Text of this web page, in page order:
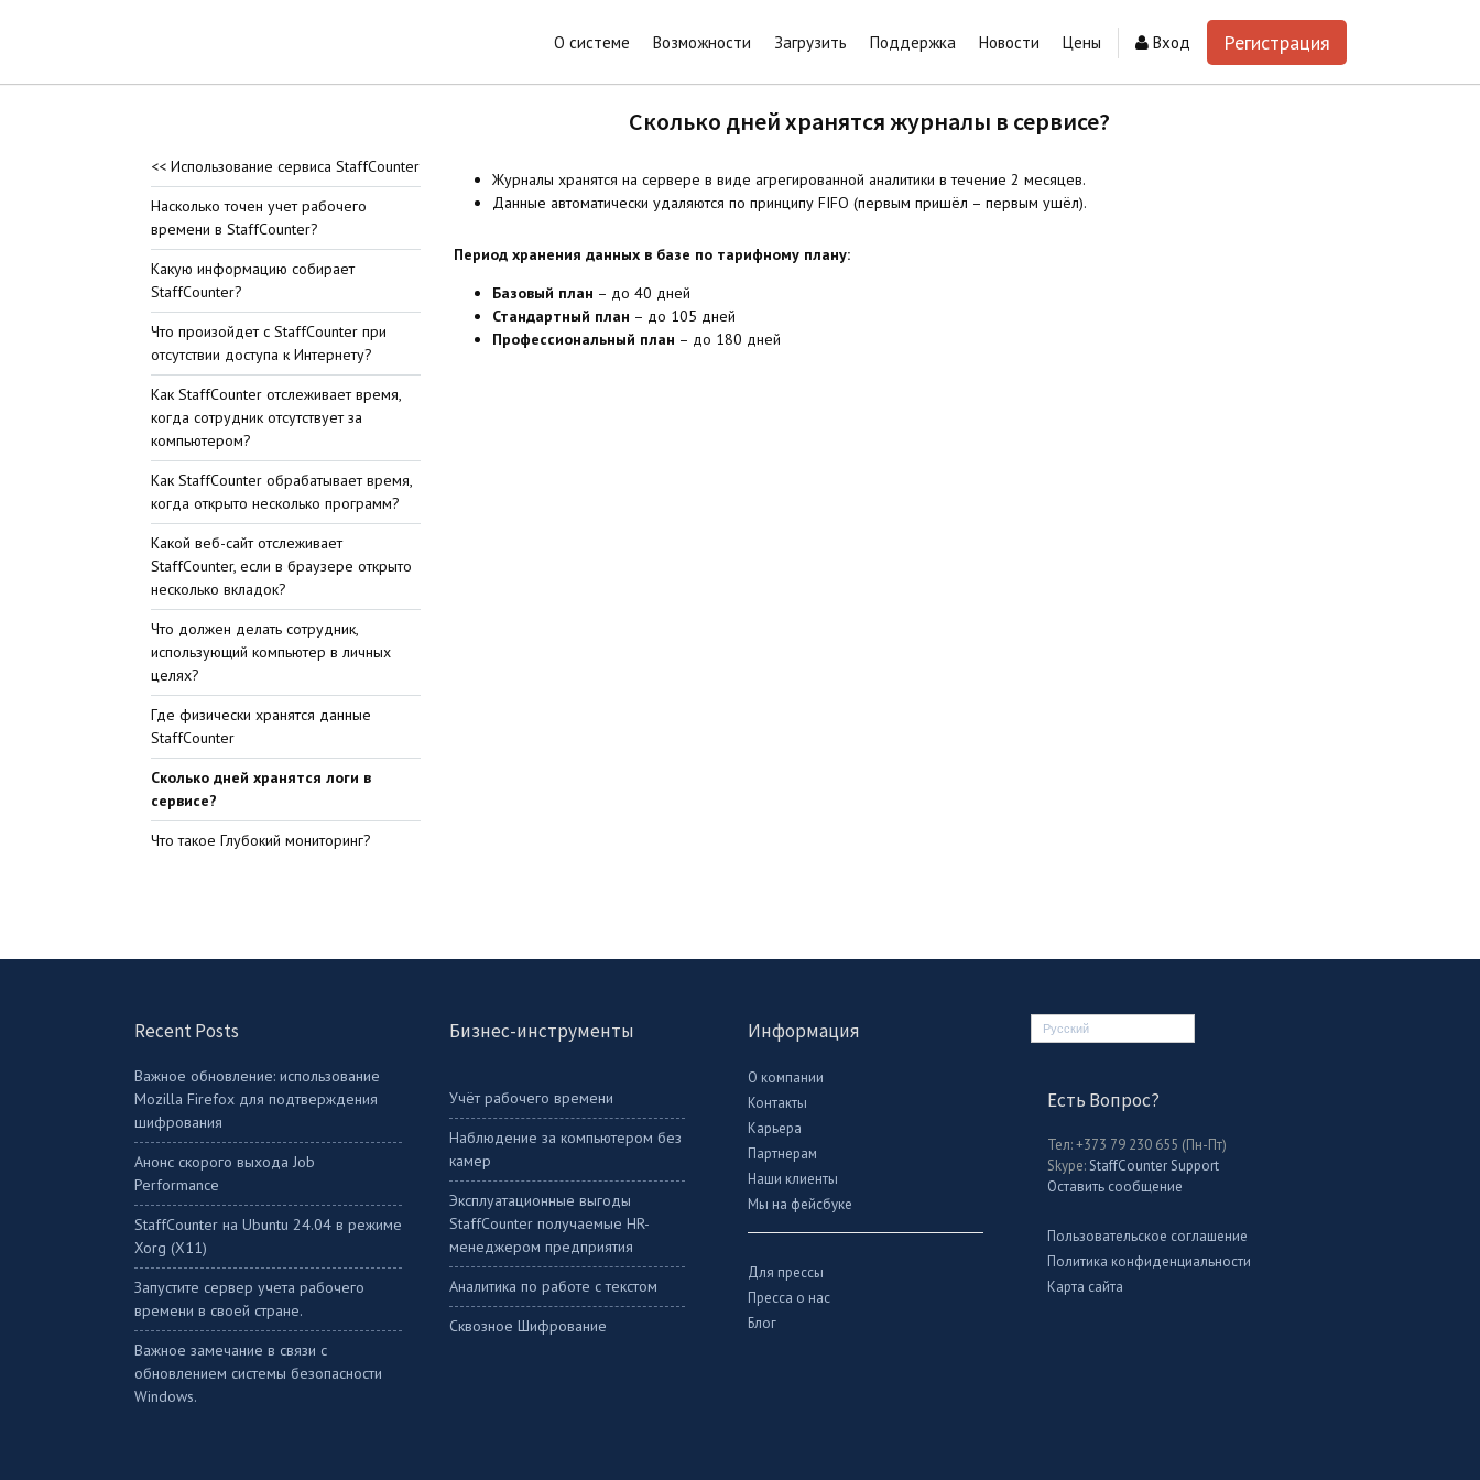
Регистрация
Вход
О системе Возможности Загрузить Поддержка Новости Цены
<< Использование сервиса StaffCounter
Насколько точен учет рабочего
времени в StaffCounter?
Какую информацию собирает
StaffCounter?
Что произойдет с StaffCounter при
отсутствии доступа к Интернету?
Как StaffCounter отслеживает время,
когда сотрудник отсутствует за
компьютером?
Как StaffCounter обрабатывает время,
когда открыто несколько программ?
Какой веб-сайт отслеживает
StaffCounter, если в браузере открыто
несколько вкладок?
Что должен делать сотрудник,
использующий компьютер в личных
целях?
Где физически хранятся данные
StaffCounter
Сколько дней хранятся логи в
сервисе?
Что такое Глубокий мониторинг?
Сколько дней хранятся журналы в сервисе?
Журналы хранятся на сервере в виде агрегированной аналитики в течение 2 месяцев.
Данные автоматически удаляются по принципу FIFO (первым пришёл – первым ушёл).
Период хранения данных в базе по тарифному плану:
Базовый план – до 40 дней
Стандартный план – до 105 дней
Профессиональный план – до 180 дней
Recent Posts
Важное обновление: использование
Mozilla Firefox для подтверждения
шифрования
Анонс скорого выхода Job
Performance
StaffСounter на Ubuntu 24.04 в режиме
Xorg (X11)
Запустите сервер учета рабочего
времени в своей стране.
Важное замечание в связи с
обновлением системы безопасности
Windows.
Бизнес-инструменты
Учёт рабочего времени
Наблюдение за компьютером без
камер
Эксплуатационные выгоды
StaffCounter получаемые HR-
менеджером предприятия
Аналитика по работе с текстом
Сквозное Шифрование
Информация
О компании
Контакты
Карьера
Партнерам
Наши клиенты
Мы на фейсбуке
Для прессы
Пресса о нас
Блог
Русский
Есть Вопрос?
Тел: +373 79 230 655 (Пн-Пт)
Skype:StaffCounter Support
Оставить сообщение
Пользовательское соглашение
Политика конфиденциальности
Карта сайта